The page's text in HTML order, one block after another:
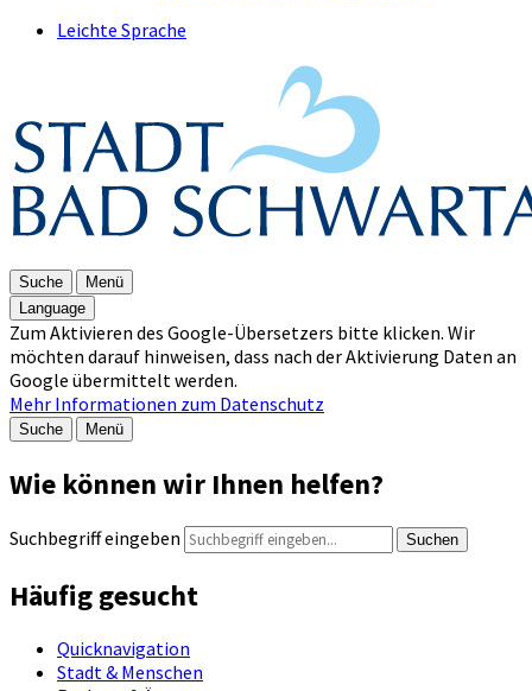
Leichte Sprache
Suche
Menü
Language
Zum Aktivieren des Google-Übersetzers bitte klicken. Wir
möchten darauf hinweisen, dass nach der Aktivierung Daten an
Google übermittelt werden.
Mehr Informationen zum Datenschutz
Suche Menü
Wie können wir Ihnen helfen?
Suchbegriff eingeben Suchen
Häufig gesucht
Quicknavigation
Stadt & Menschen